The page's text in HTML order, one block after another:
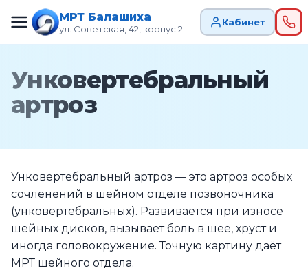
МРТ Балашиха
ул. Советская, 42, корпус 2
Кабинет
Унковертебральный
артроз
Унковертебральный артроз — это артроз особых
сочленений в шейном отделе позвоночника
(унковертебральных). Развивается при износе
шейных дисков, вызывает боль в шее, хруст и
иногда головокружение. Точную картину даёт
МРТ шейного отдела.